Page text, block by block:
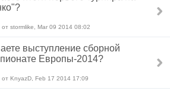
stormlike, Mar 09 2014 08:02
выступление сборной
Европы-2014?
KnyazD, Feb 17 2014 17:09